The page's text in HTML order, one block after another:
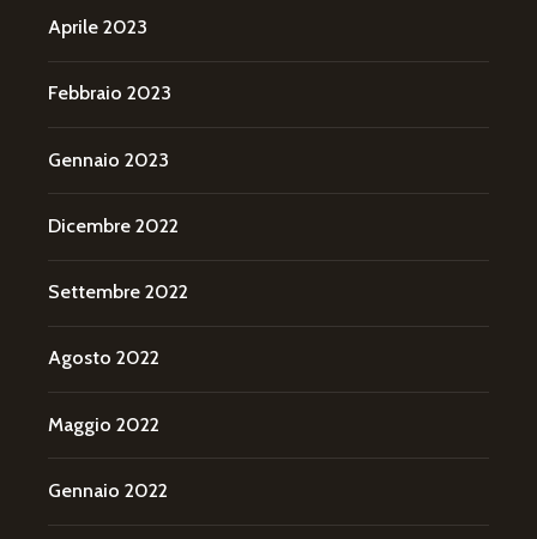
Aprile 2023
Febbraio 2023
Gennaio 2023
Dicembre 2022
Settembre 2022
Agosto 2022
Maggio 2022
Gennaio 2022